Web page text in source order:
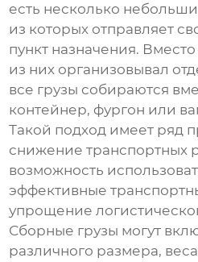
есть несколько
из которых отправляет
пункт назначения.
из них организовывал
все грузы собираются
контейнер, фургон или
Такой подход имеет ряд
снижение транспортных
возможность
эффективные
упрощение
Сборные грузы могут
различного размера,